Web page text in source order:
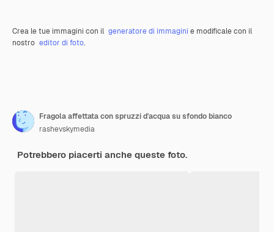
Crea le tue immagini con il generatore di immagini e modificale con il
nostro editor di foto.
Fragola affettata con spruzzi d'acqua su sfondo bianco
rashevskymedia
Potrebbero piacerti anche queste foto.